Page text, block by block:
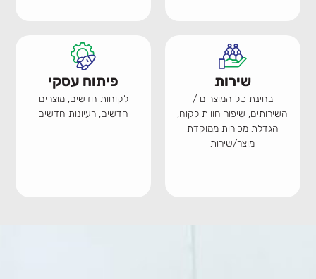
שירות
בחינת סל המוצרים /
השירותים, שיפור חווית לקוח,
הגדלת מכירות ממוקדת
מוצר/שירות
פיתוח עסקי
לקוחות חדשים, מוצרים
חדשים, רעיונות חדשים